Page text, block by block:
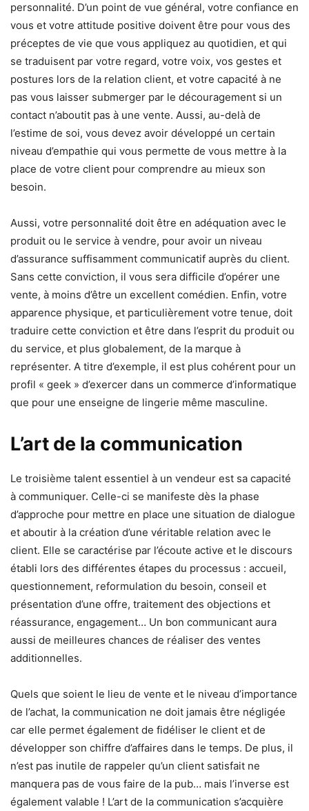
personnalité. D’un point de vue général, votre confiance en
vous et votre attitude positive doivent être pour vous des
préceptes de vie que vous appliquez au quotidien, et qui
se traduisent par votre regard, votre voix, vos gestes et
postures lors de la relation client, et votre capacité à ne
pas vous laisser submerger par le découragement si un
contact n’aboutit pas à une vente. Aussi, au-delà de
l’estime de soi, vous devez avoir développé un certain
niveau d’empathie qui vous permette de vous mettre à la
place de votre client pour comprendre au mieux son
besoin.
Aussi, votre personnalité doit être en adéquation avec le
produit ou le service à vendre, pour avoir un niveau
d’assurance suffisamment communicatif auprès du client.
Sans cette conviction, il vous sera difficile d’opérer une
vente, à moins d’être un excellent comédien. Enfin, votre
apparence physique, et particulièrement votre tenue, doit
traduire cette conviction et être dans l’esprit du produit ou
du service, et plus globalement, de la marque à
représenter. A titre d’exemple, il est plus cohérent pour un
profil « geek » d’exercer dans un commerce d’informatique
que pour une enseigne de lingerie même masculine.
L’art de la communication
Le troisième talent essentiel à un vendeur est sa capacité
à communiquer. Celle-ci se manifeste dès la phase
d’approche pour mettre en place une situation de dialogue
et aboutir à la création d’une véritable relation avec le
client. Elle se caractérise par l’écoute active et le discours
établi lors des différentes étapes du processus : accueil,
questionnement, reformulation du besoin, conseil et
présentation d’une offre, traitement des objections et
réassurance, engagement… Un bon communicant aura
aussi de meilleures chances de réaliser des ventes
additionnelles.
Quels que soient le lieu de vente et le niveau d’importance
de l’achat, la communication ne doit jamais être négligée
car elle permet également de fidéliser le client et de
développer son chiffre d’affaires dans le temps. De plus, il
n’est pas inutile de rappeler qu’un client satisfait ne
manquera pas de vous faire de la pub… mais l’inverse est
également valable ! L’art de la communication s’acquière